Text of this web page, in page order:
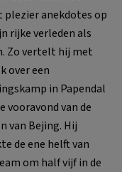
anekdotes op
rijke verleden als
Zo vertelt hij met
over een
in Papendal
vooravond van de
van Bejing. Hij
de ene helft van
om half vijf in de